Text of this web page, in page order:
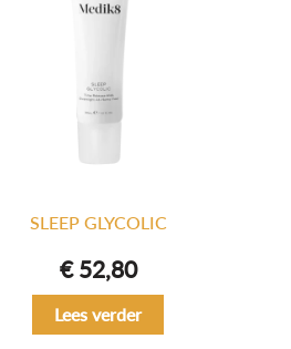
SLEEP GLYCOLIC
€52,80
Lees verder